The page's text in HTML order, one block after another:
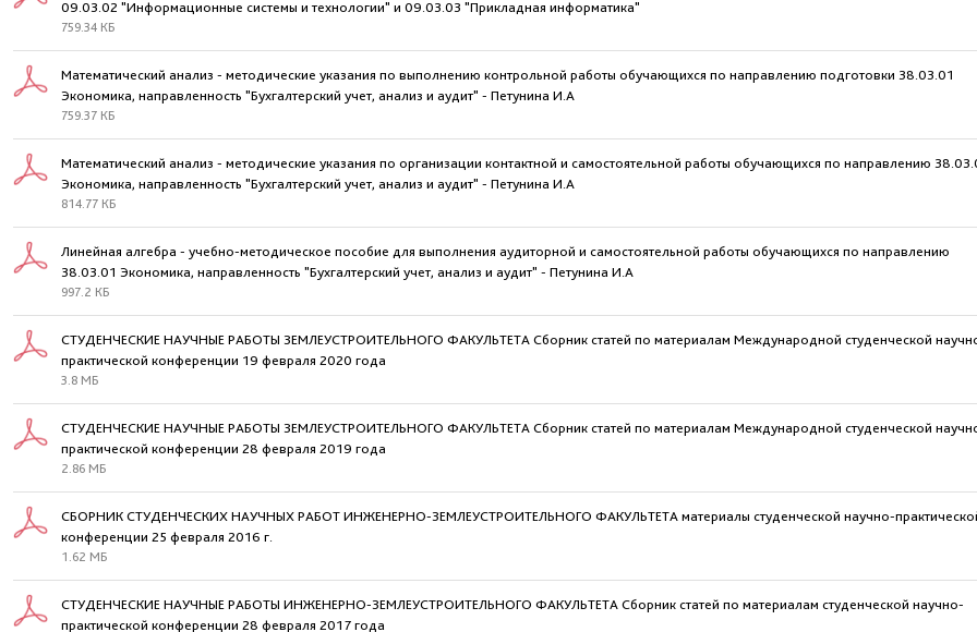
09.03.02 "Информационные системы и технологии" и 09.03.03 "Прикладная информатика"
759.34 КБ
Математический анализ - методические указания по выполнению контрольной работы обучающихся по направлению подготовки 38.03.01
Экономика, направленность "Бухгалтерский учет, анализ и аудит" - Петунина И.А
759.37 КБ
Математический анализ - методические указания по организации контактной и самостоятельной работы обучающихся по направлению
Экономика, направленность "Бухгалтерский учет, анализ и аудит" - Петунина И.А
814.77 КБ
Линейная алгебра - учебно-методическое пособие для выполнения аудиторной и самостоятельной работы обучающихся по направлению
38.03.01 Экономика, направленность "Бухгалтерский учет, анализ и аудит" - Петунина И.А
997.2 КБ
СТУДЕНЧЕСКИЕ НАУЧНЫЕ РАБОТЫ ЗЕМЛЕУСТРОИТЕЛЬНОГО ФАКУЛЬТЕТА Сборник статей по материалам Международной студенческой
практической конференции 19 февраля 2020 года
3.8 МБ
СТУДЕНЧЕСКИЕ НАУЧНЫЕ РАБОТЫ ЗЕМЛЕУСТРОИТЕЛЬНОГО ФАКУЛЬТЕТА Сборник статей по материалам Международной студенческой
практической конференции 28 февраля 2019 года
2.86 МБ
СБОРНИК СТУДЕНЧЕСКИХ НАУЧНЫХ РАБОТ ИНЖЕНЕРНО-ЗЕМЛЕУСТРОИТЕЛЬНОГО ФАКУЛЬТЕТА материалы студенческой научно-
конференции 25 февраля 2016 г.
1.62 МБ
СТУДЕНЧЕСКИЕ НАУЧНЫЕ РАБОТЫ ИНЖЕНЕРНО-ЗЕМЛЕУСТРОИТЕЛЬНОГО ФАКУЛЬТЕТА Сборник статей по материалам студенческой научно-
практической конференции 28 февраля 2017 года